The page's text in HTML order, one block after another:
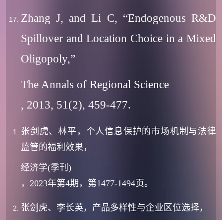
Zhang J, and Li C, “Endogenous R&D
Spillover and Location Choice in a Mixed
Oligopoly,”
The Annals of Regional Science
, 2013, 51(2), 459-477.
张剑虎、林平，个人信息保护的市场机制与法律
监管的福利效果，
经济学(季刊)
，2023年第4期，第1477-1494页。
张剑虎、李长英，产品多样性与企业区位选择，